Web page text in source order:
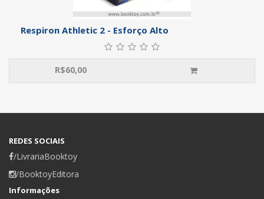
Respiron Athletic 2 - Esforço Alto
R$60,00
REDES SOCIAIS
/LivrariaBooktoy
/BooktoyEditora
Informações